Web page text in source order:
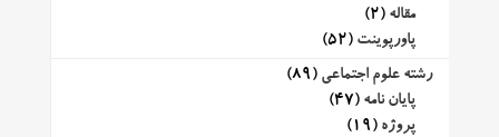
مقاله (2)
پاورپوینت (52)
رشته علوم اجتماعی (89)
پایان نامه (47)
پروژه (19)